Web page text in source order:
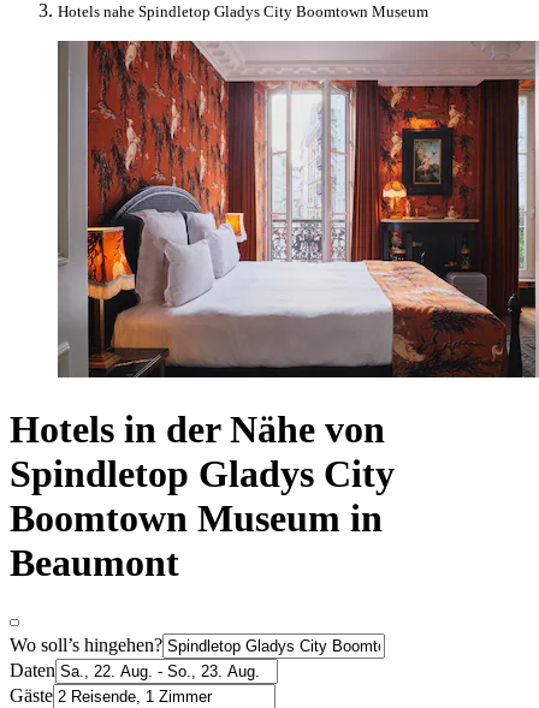
Hotels nahe Spindletop Gladys City Boomtown Museum
Hotels in der Nähe von
Spindletop Gladys City
Boomtown Museum in
Beaumont
Wo soll’s hingehen?
Daten
Gäste